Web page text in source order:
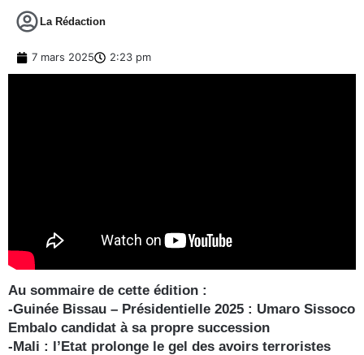
La Rédaction
7 mars 2025 2:23 pm
Au sommaire de cette édition :
-Guinée Bissau – Présidentielle 2025 : Umaro Sissoco
Embalo candidat à sa propre succession
-Mali : l’Etat prolonge le gel des avoirs terroristes